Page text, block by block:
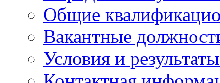
Общие
Вакантные
Условия и